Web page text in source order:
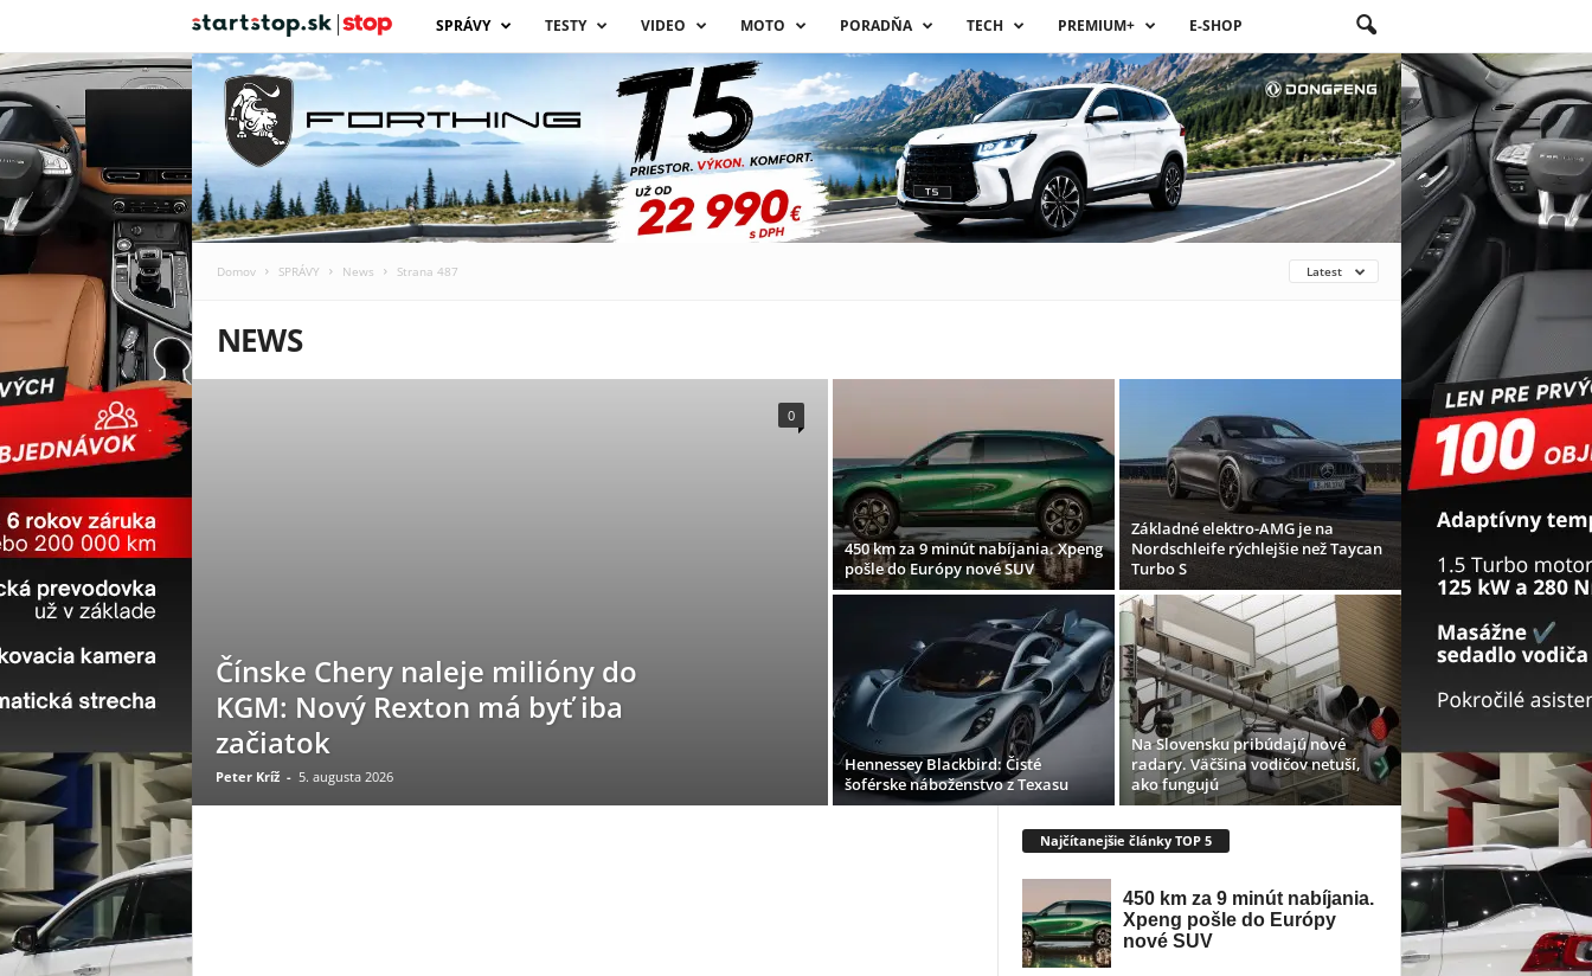
a
r
t
SPRÁVY TESTY VIDEO MOTO PORADŇA TECH PREMIUM+ E-SHOP
Domov SPRÁVY News Strana 487 Latest
NEWS
Čínske Chery naleje milióny do
KGM: Nový Rexton má byť iba
začiatok
Peter Kríž - 5. augusta 2026
0
450 km za 9 minút nabíjania. Xpeng
pošle do Európy nové SUV
Základné elektro-AMG je na
Nordschleife rýchlejšie než Taycan
Turbo S
Hennessey Blackbird: Čisté
šoférske náboženstvo z Texasu
Na Slovensku pribúdajú nové
radary. Väčšina vodičov netuší,
ako fungujú
Najčítanejšie články TOP 5